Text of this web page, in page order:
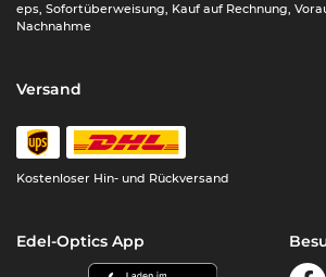
eps, Sofortüberweisung, Kauf auf Rechnung,
Nachnahme
Versand
Kostenloser Hin- und Rückversand
Edel-Optics App